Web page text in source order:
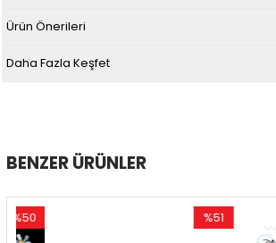
Ürün Önerileri
Daha Fazla Keşfet
BENZER ÜRÜNLER